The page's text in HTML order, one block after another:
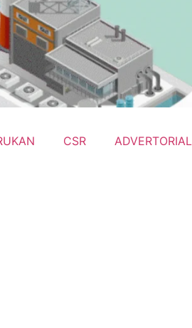
CSR ADVERTORIAL